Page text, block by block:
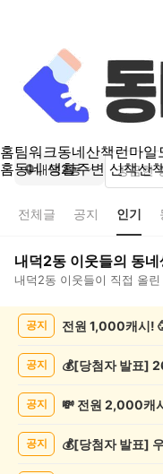
홈팀워크동네산책런마일
홈동네 생활주변 산책산
내덕2동
전체글 공지 인기
내덕2동 이웃들의 동
내덕2동 이웃들이 직접 올
공지 전원 1,000캐시!
공지
공지
공지